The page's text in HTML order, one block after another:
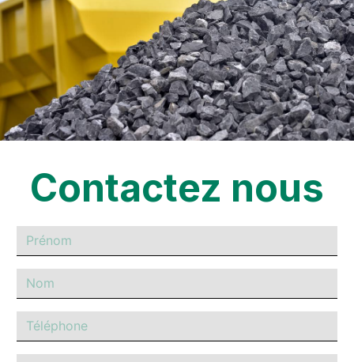
Contactez nous